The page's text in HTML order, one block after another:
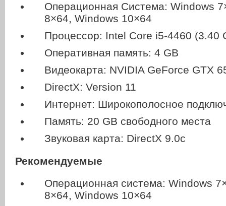
Операционная Система: Windows
8×64, Windows 10×64
Процессор: Intel Core i5-4460 (3.40
Оперативная память: 4 GB
Видеокарта: NVIDIA GeForce GTX
DirectX: Version 11
Интернет: Широкополосное
Память: 20 GB свободного места
Звуковая карта: DirectX 9.0c
Рекомендуемые
Операционная система: Windows
8×64, Windows 10×64